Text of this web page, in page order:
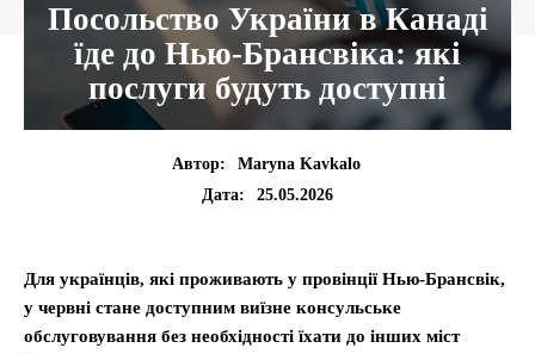
Посольство України в Канаді
їде до Нью-Брансвіка: які
послуги будуть доступні
Автор:
Maryna Kavkalo
Дата:
25.05.2026
Для українців, які проживають у провінції Нью-Брансвік,
у червні стане доступним виїзне консульське
обслуговування без необхідності їхати до інших міст